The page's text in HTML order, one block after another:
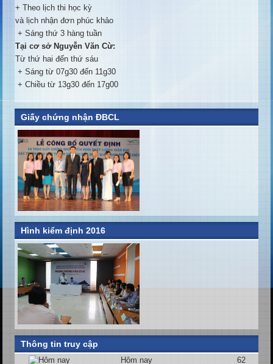
+ Theo lịch thi học kỳ
và lịch nhận đơn phúc khảo
+ Sáng thứ 3 hàng tuần
Tại cơ sở Nguyễn Văn Cừ:
Từ thứ hai đến thứ sáu
+ Sáng từ 07g30 đến 11g30
+ Chiều từ 13g30 đến 17g00
Giấy chứng nhận ĐBCL
Hình kiểm định 2016
Thông tin truy cập
Hôm nay
62